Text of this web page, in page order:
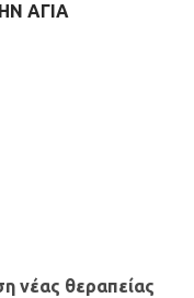
ΑΓΙΑ
νέας θεραπείας